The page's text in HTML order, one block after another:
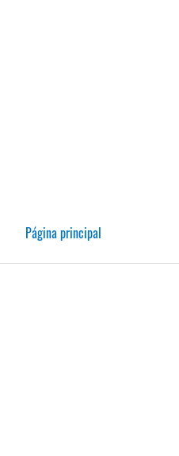
Página principal